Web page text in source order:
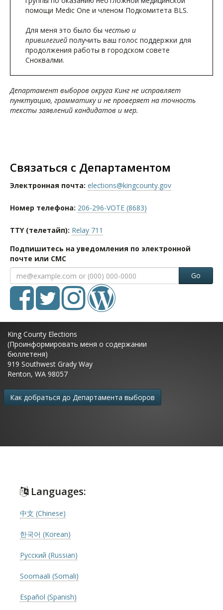
помощи Medic One и членом Подкомитета BLS.
Для меня это было бы честью и
привилегией получить ваш голос поддержки для
продолжения работы в городском совете
Сноквалми.
Департамент выборов округа Кинг не исправляет
пунктуацию, грамматику и не проверяет на точность
тексты заявлений кандидатов и мер.
Связаться с Департаментом
Электронная почта: elections@kingcounty.gov
Номер телефона: 206-296-VOTE (8683)
TTY (телетайп): Relay 711
Подпишитесь на уведомления по электронной
почте или СМС
Go
King County Elections
(Проинформировать меня о содержании
бюллетеня)
919 Southwest Grady Way
Renton, WA 98057
Как добраться до Департамента выборов
Languages:
中文 (Chinese)
한국어 (Korean)
Русский (Russian)
Soomaali (Somali)
Español (Spanish)